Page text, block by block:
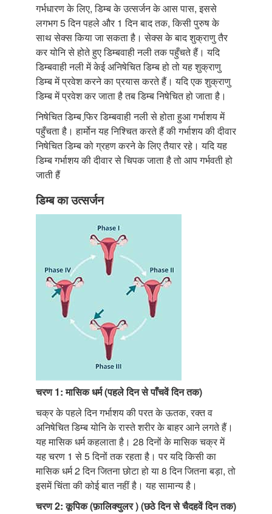
गर्भधारण के लिए, डिम्ब के उत्सर्जन के आस पास, इससे
लगभग 5 दिन पहले और 1 दिन बाद तक, किसी पुरुष के
साथ सेक्स किया जा सकता है। सेक्स के बाद शुक्राणु तैर
कर योनि से होते हुए डिम्बवाही नली तक पहुँचते हैं। यदि
डिम्बवाही नली में केई अनिषेचित डिम्ब हो तो यह शुक्राणु
डिम्ब में प्रवेश करने का प्रयास करते हैं। यदि एक शुक्राणु
डिम्ब में प्रवेश कर जाता है तब डिम्ब निषेचित हो जाता है।
निषेचित डिम्ब फि़र डिम्बवाही नली से होता हुआ गर्भाशय में
पहुँचता है। हार्मोन यह निश्चित करते हैं की गर्भाशय की दीवार
निषेचित डिम्ब को ग्रहण करने के लिए तैयार रहे। यदि यह
डिम्ब गर्भाशय की दीवार से चिपक जाता है तो आप गर्भवती हो
जाती हैं
डिम्ब का उत्सर्जन
चरण 1: मासिक धर्म (पहले दिन से पाँचवें दिन तक)
चक्र के पहले दिन गर्भाशय की परत के ऊतक, रक्त व
अनिषेचित डिम्ब योनि के रास्ते शरीर के बाहर आने लगते हैं।
यह मासिक धर्म कहलाता है। 28 दिनों के मासिक चक्र में
यह चरण 1 से 5 दिनों तक रहता है। पर यदि किसी का
मासिक धर्म 2 दिन जितना छोटा हो या 8 दिन जितना बड़ा, तो
इसमें चिंता की कोई बात नहीं है। यह सामान्य है।
चरण 2: कूपिक (फ़ालिक्युलर ) (छठे दिन से चैदहवें दिन तक)